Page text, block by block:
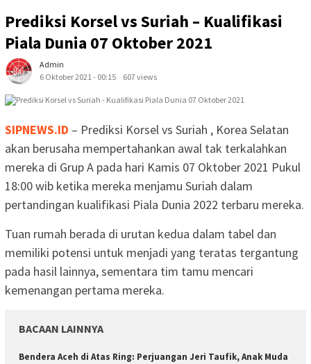
Prediksi Korsel vs Suriah – Kualifikasi
Piala Dunia 07 Oktober 2021
Admin
6 Oktober 2021 - 00:15
607 views
SIPNEWS.ID – Prediksi Korsel vs Suriah , Korea Selatan
akan berusaha mempertahankan awal tak terkalahkan
mereka di Grup A pada hari Kamis 07 Oktober 2021 Pukul
18:00 wib ketika mereka menjamu Suriah dalam
pertandingan kualifikasi Piala Dunia 2022 terbaru mereka.
Tuan rumah berada di urutan kedua dalam tabel dan
memiliki potensi untuk menjadi yang teratas tergantung
pada hasil lainnya, sementara tim tamu mencari
kemenangan pertama mereka.
BACAAN LAINNYA
Bendera Aceh di Atas Ring: Perjuangan Jeri Taufik, Anak Muda